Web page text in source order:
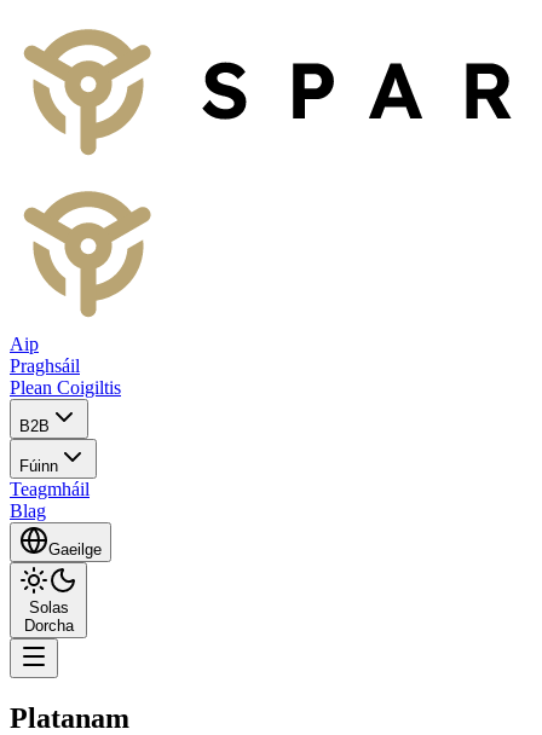
Aip
Praghsáil
Plean Coigiltis
B2B
Fúinn
Teagmháil
Blag
Gaeilge
Solas
Dorcha
Platanam